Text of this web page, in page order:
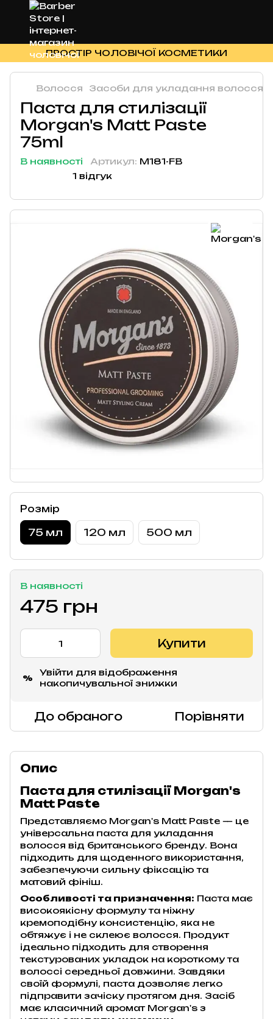
ПРОСТІР ЧОЛОВІЧОЇ КОСМЕТИКИ
Волосся Засоби для укладання волосся
Паста для стилізації
Morgan's Matt Paste
75ml
В наявності Артикул: M181-FB
1 відгук
Розмір
75 мл 120 мл 500 мл
В наявності
475 грн
Купити
%
Увійти для відображення
накопичувальної знижки
До обраного Порівняти
Опис
Паста для стилізації Morgan's
Matt Paste
Представляємо Morgan's Matt Paste — це
універсальна паста для укладання
волосся від британського бренду. Вона
підходить для щоденного використання,
забезпечуючи сильну фіксацію та
матовий фініш.
Особливості та призначення: Паста має
високоякісну формулу та ніжну
кремоподібну консистенцію, яка не
обтяжує і не склеює волосся. Продукт
ідеально підходить для створення
текстурованих укладок на короткому та
волоссі середньої довжини. Завдяки
своїй формулі, паста дозволяє легко
підправити зачіску протягом дня. Засіб
має класичний аромат Morgan's з